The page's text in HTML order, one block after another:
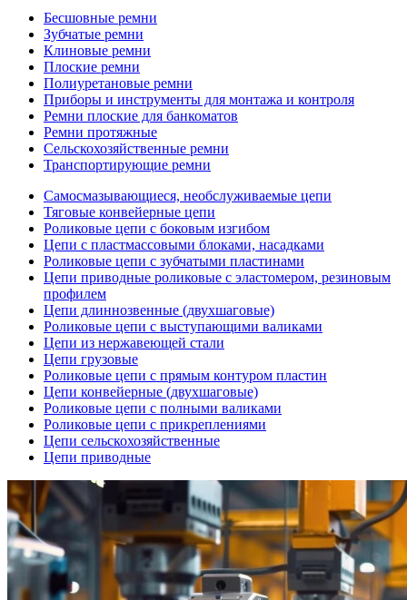
Бесшовные ремни
Зубчатые ремни
Клиновые ремни
Плоские ремни
Полиуретановые ремни
Приборы и инструменты для монтажа и контроля
Ремни плоские для банкоматов
Ремни протяжные
Сельскохозяйственные ремни
Транспортирующие ремни
Самосмазывающиеся, необслуживаемые цепи
Тяговые конвейерные цепи
Роликовые цепи с боковым изгибом
Цепи с пластмассовыми блоками, насадками
Роликовые цепи с зубчатыми пластинами
Цепи приводные роликовые с эластомером, резиновым
профилем
Цепи длиннозвенные (двухшаговые)
Роликовые цепи с выступающими валиками
Цепи из нержавеющей стали
Цепи грузовые
Роликовые цепи с прямым контуром пластин
Цепи конвейерные (двухшаговые)
Роликовые цепи с полными валиками
Роликовые цепи с прикреплениями
Цепи сельскохозяйственные
Цепи приводные